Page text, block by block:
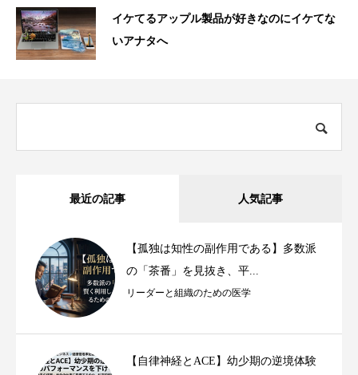
イケてるアップル製品が好きなのにイケてな
いアナタへ
最近の記事 人気記事
【孤独は知性の副作用である】多数派
の「茶番」を見抜き、平...
リーダーと組織のための医学
【自律神経とACE】幼少期の逆境体験